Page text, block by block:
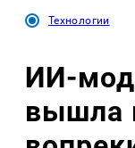
Технологии
ИИ-
вышла